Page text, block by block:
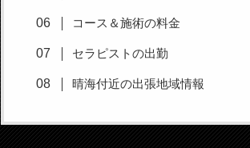
コース＆施術の料金
セラピストの出勤
晴海付近の出張地域情報